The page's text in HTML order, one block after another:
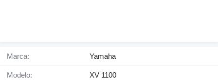
Marca: Yamaha
Modelo: XV 1100